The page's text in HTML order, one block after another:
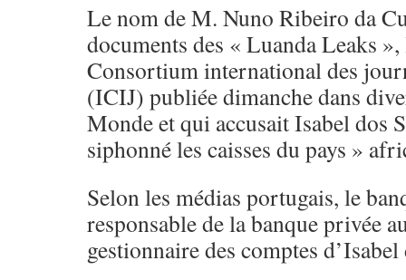
Le nom de M. Nuno Ribeiro da
documents des « Luanda Leaks »,
Consortium international des
(ICIJ) publiée dimanche dans
Monde et qui accusait Isabel dos
siphonné les caisses du pays »
Selon les médias portugais, le
responsable de la banque privée
gestionnaire des comptes d’Isabel